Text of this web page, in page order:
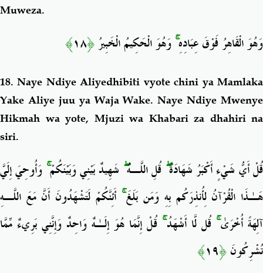
Muweza.
وَهُوَ الْقَاهِرُ فَوْقَ عِبَادِهِۚوَهُوَ الْحَكِيمُ الْخَبِيرُ﴿١٨﴾
18. Naye Ndiye Aliyedhibiti vyote chini ya Mamlaka
Yake Aliye juu ya Waja Wake. Naye Ndiye Mwenye
Hikmah wa yote, Mjuzi wa Khabari za dhahiri na
siri.
قُلْ أَيُّ شَيْءٍ أَكْبَرُ شَهَادَةًۖ قُلِ اللَّـهُۖ شَهِيدٌ بَيْنِي وَبَيْنَكُمْۚ وَأُوحِيَ إِلَيَّ
هَـٰذَا الْقُرْآنُ لِأُنذِرَكُم بِهِ وَمَن بَلَغَۚ أَئِنَّكُمْ لَتَشْهَدُونَ أَنَّ مَعَ اللَّـهِ
آلِهَةً أُخْرَىٰۚ قُل لَّا أَشْهَدُۚ قُلْ إِنَّمَا هُوَ إِلَـٰهٌ وَاحِدٌ وَإِنَّنِي بَرِيءٌ مِّمَّا
تُشْرِكُونَ﴿١٩﴾